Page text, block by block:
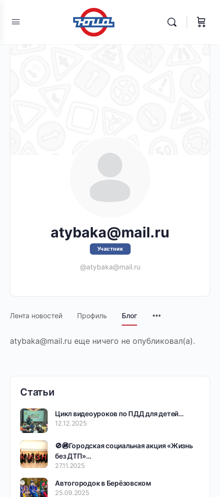
atybaka@mail.ru
Участник
@atybaka@mail.ru
Лента новостей Профиль Блог
atybaka@mail.ru еще ничего не опубликовал(а).
Статьи
Цикл видеоуроков по ПДД для детей…
12.12.2025
🚫🚳Городская социальная акция «Жизнь
без ДТП»…
27.11.2025
Автогородок в Берёзовском
25.09.2025